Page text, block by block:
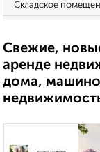
Складское
Свежие,
аренде
дома,